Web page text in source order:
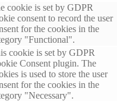
cookie is set by GDPR
consent to record the user
for the cookies in the
"Functional".
cookie is set by GDPR
Consent plugin. The
is used to store the user
for the cookies in the
"Necessary".